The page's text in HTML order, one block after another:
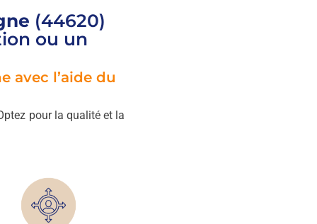
(44620)
ou un
avec l’aide du
pour la qualité et la